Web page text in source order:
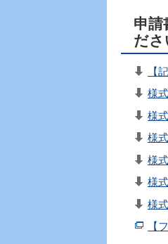
申請
ださ
【
様
様
様
様
様
様
【